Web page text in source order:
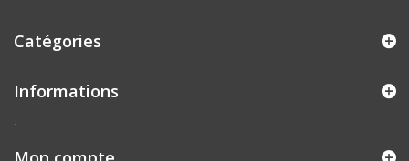
Catégories
Informations
.